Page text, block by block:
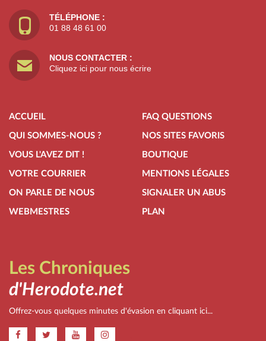
TÉLÉPHONE :
01 88 48 61 00
NOUS CONTACTER :
Cliquez ici pour nous écrire
ACCUEIL
QUI SOMMES-NOUS ?
VOUS L'AVEZ DIT !
VOTRE COURRIER
ON PARLE DE NOUS
WEBMESTRES
FAQ QUESTIONS
NOS SITES FAVORIS
BOUTIQUE
MENTIONS LÉGALES
SIGNALER UN ABUS
PLAN
Les Chroniques
d'Herodote.net
Offrez-vous quelques minutes d'évasion en cliquant ici...